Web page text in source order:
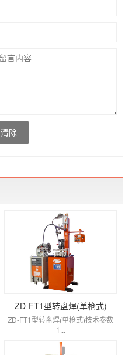
清除
ZD-FT1型转盘焊(单枪式)
ZD-FT1型转盘焊(单枪式)技术参数
1...